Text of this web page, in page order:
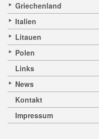
Griechenland
Italien
Litauen
Polen
Links
News
Kontakt
Impressum